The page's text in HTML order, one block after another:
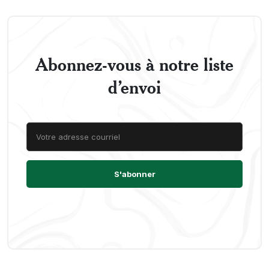
Abonnez-vous à notre liste
d’envoi